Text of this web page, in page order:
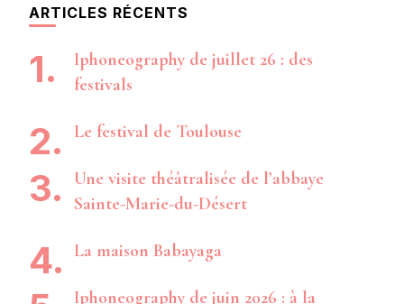
ARTICLES RÉCENTS
Iphoneography de juillet 26 : des
festivals
Le festival de Toulouse
Une visite théâtralisée de l’abbaye
Sainte-Marie-du-Désert
La maison Babayaga
Iphoneography de juin 2026 : à la